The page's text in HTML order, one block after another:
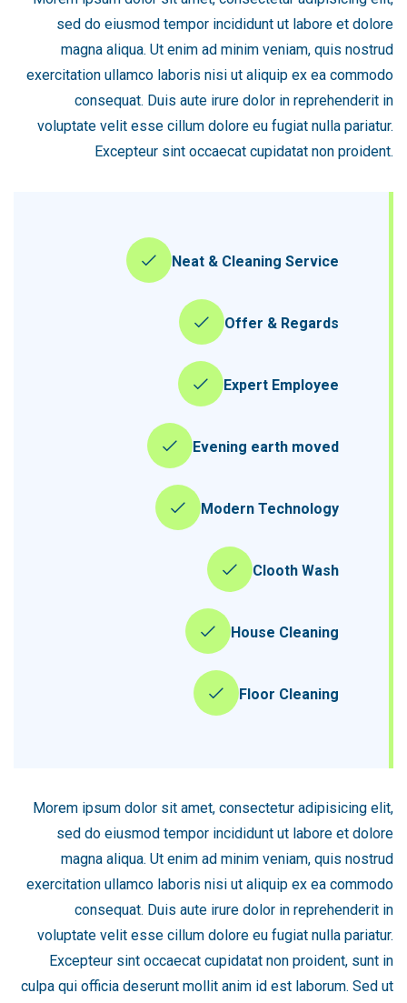
sed do eiusmod tempor incididunt ut labore et dolore
magna aliqua. Ut enim ad minim veniam, quis nostrud
exercitation ullamco laboris nisi ut aliquip ex ea commodo
consequat. Duis aute irure dolor in reprehenderit in
voluptate velit esse cillum dolore eu fugiat nulla pariatur.
Excepteur sint occaecat cupidatat non proident.
Neat & Cleaning Service
Offer & Regards
Expert Employee
Evening earth moved
Modern Technology
Clooth Wash
House Cleaning
Floor Cleaning
Morem ipsum dolor sit amet, consectetur adipisicing elit,
sed do eiusmod tempor incididunt ut labore et dolore
magna aliqua. Ut enim ad minim veniam, quis nostrud
exercitation ullamco laboris nisi ut aliquip ex ea commodo
consequat. Duis aute irure dolor in reprehenderit in
voluptate velit esse cillum dolore eu fugiat nulla pariatur.
Excepteur sint occaecat cupidatat non proident, sunt in
culpa qui officia deserunt mollit anim id est laborum. Sed ut